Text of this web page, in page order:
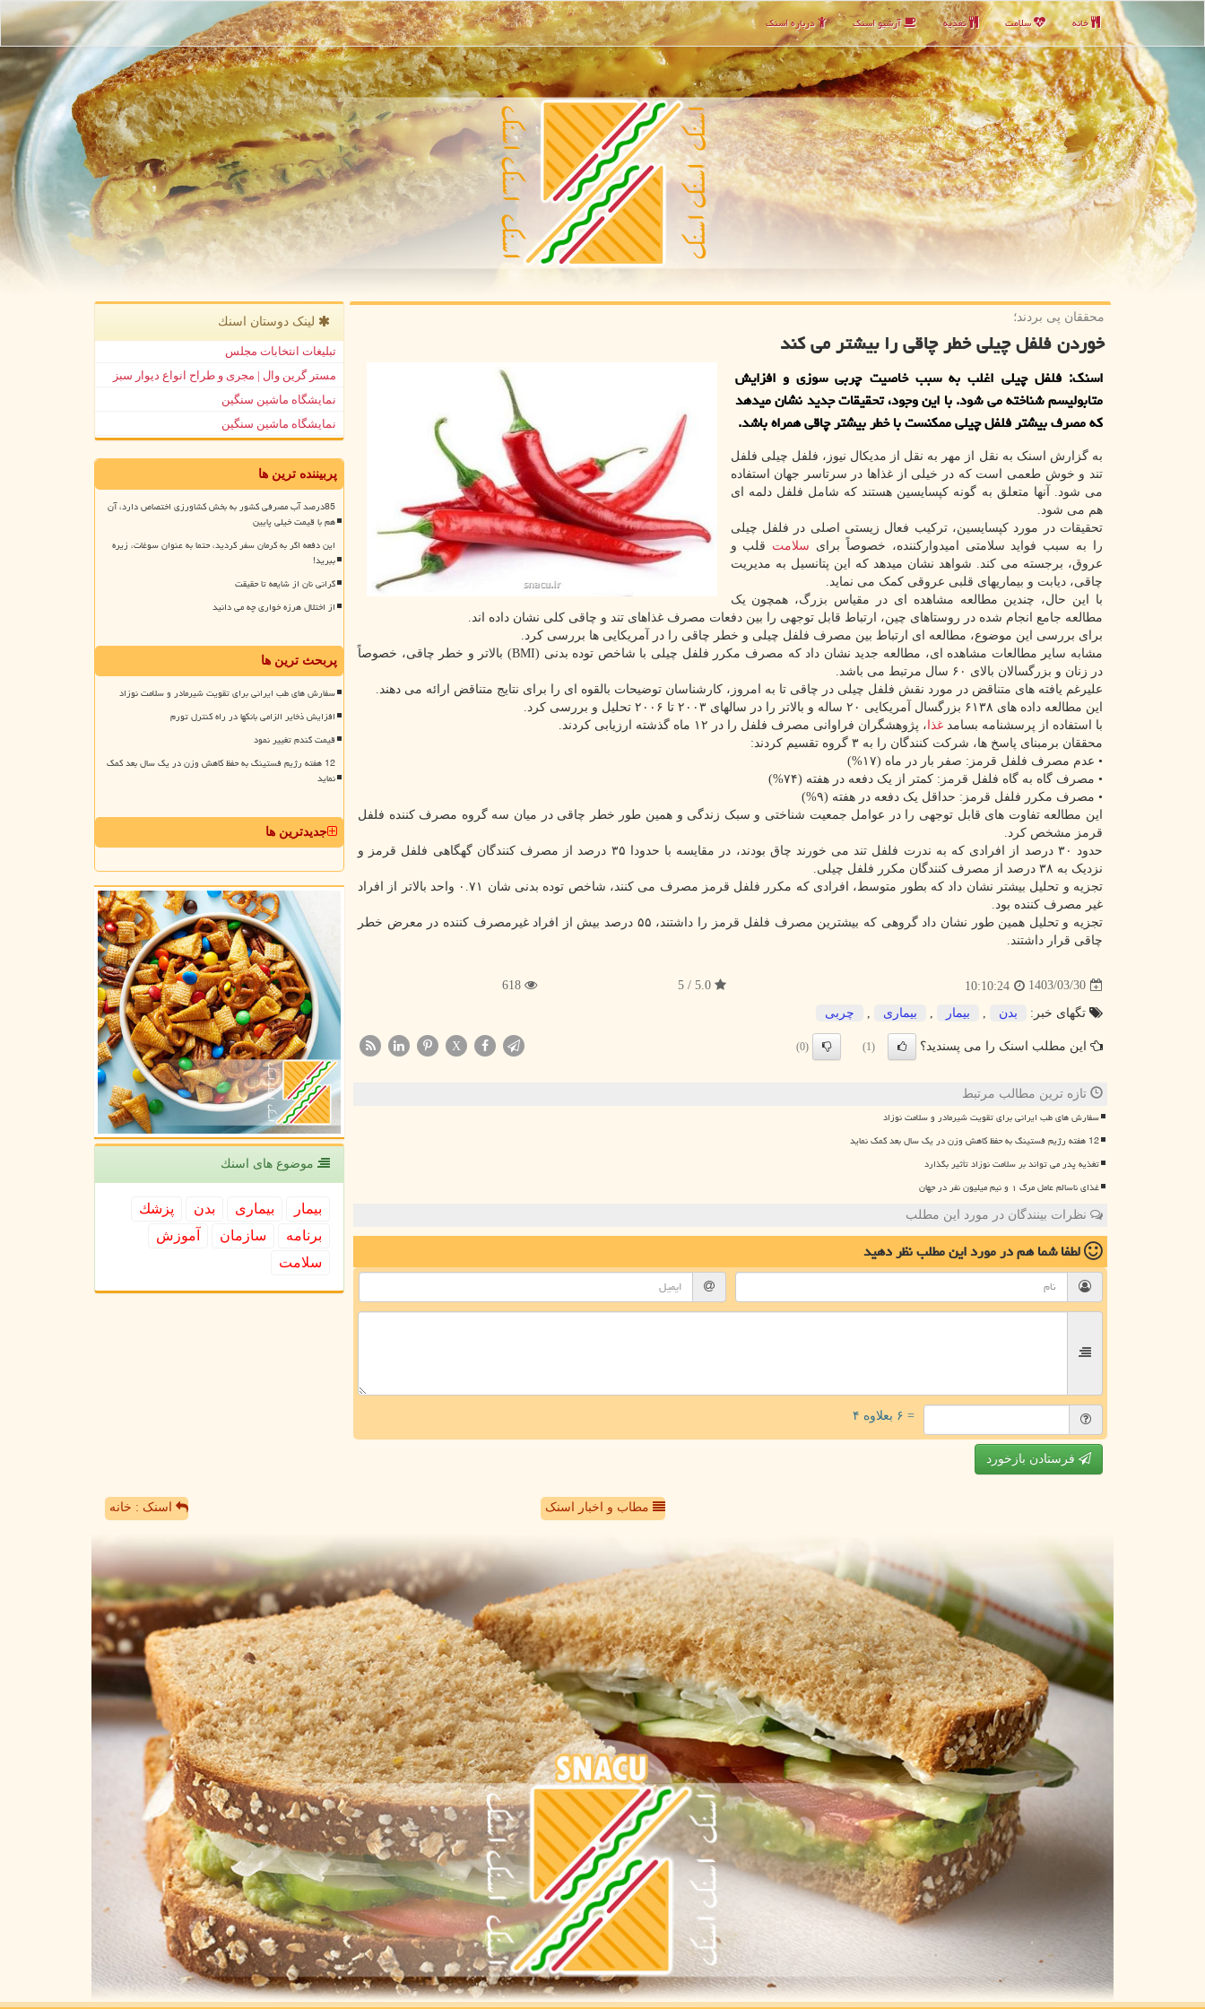
خانه سلامت تغذیه آرشیو اسنك درباره اسنك
محققان پی بردند؛
خوردن فلفل چیلی خطر چاقی را بیشتر می کند
اسنک: فلفل چیلی اغلب به سبب خاصیت چربی سوزی و افزایش
متابولیسم شناخته می شود. با این وجود، تحقیقات جدید نشان میدهد
که مصرف بیشتر فلفل چیلی ممکنست با خطر بیشتر چاقی همراه باشد.
به گزارش اسنک به نقل از مهر به نقل از مدیکال نیوز، فلفل چیلی فلفل
تند و خوش طعمی است که در خیلی از غذاها در سرتاسر جهان استفاده
می شود. آنها متعلق به گونه کپسایسین هستند که شامل فلفل دلمه ای
هم می شود.
تحقیقات در مورد کپسایسین، ترکیب فعال زیستی اصلی در فلفل چیلی
را به سبب فواید سلامتی امیدوارکننده، خصوصاً برای سلامت قلب و
عروق، برجسته می کند. شواهد نشان میدهد که این پتانسیل به مدیریت
چاقی، دیابت و بیماریهای قلبی عروقی کمک می نماید.
با این حال، چندین مطالعه مشاهده ای در مقیاس بزرگ، همچون یک
مطالعه جامع انجام شده در روستاهای چین، ارتباط قابل توجهی را بین دفعات مصرف غذاهای تند و چاقی کلی نشان داده اند.
برای بررسی این موضوع، مطالعه ای ارتباط بین مصرف فلفل چیلی و خطر چاقی را در آمریکایی ها بررسی کرد.
مشابه سایر مطالعات مشاهده ای، مطالعه جدید نشان داد که مصرف مکرر فلفل چیلی با شاخص توده بدنی (BMI) بالاتر و خطر چاقی، خصوصاً
در زنان و بزرگسالان بالای ۶۰ سال مرتبط می باشد.
علیرغم یافته های متناقض در مورد نقش فلفل چیلی در چاقی تا به امروز، کارشناسان توضیحات بالقوه ای را برای نتایج متناقض ارائه می دهند.
این مطالعه داده های ۶۱۳۸ بزرگسال آمریکایی ۲۰ ساله و بالاتر را در سالهای ۲۰۰۳ تا ۲۰۰۶ تحلیل و بررسی کرد.
با استفاده از پرسشنامه بسامد غذا ، پژوهشگران فراوانی مصرف فلفل را در ۱۲ ماه گذشته ارزیابی کردند.
محققان برمبنای پاسخ ها، شرکت کنندگان را به ۳ گروه تقسیم کردند:
• عدم مصرف فلفل قرمز: صفر بار در ماه (۱۷%)
• مصرف گاه به گاه فلفل قرمز: کمتر از یک دفعه در هفته (۷۴%)
• مصرف مکرر فلفل قرمز: حداقل یک دفعه در هفته (۹%)
این مطالعه تفاوت های قابل توجهی را در عوامل جمعیت شناختی و سبک زندگی و همین طور خطر چاقی در میان سه گروه مصرف کننده فلفل
قرمز مشخص کرد.
حدود ۳۰ درصد از افرادی که به ندرت فلفل تند می خورند چاق بودند، در مقایسه با حدودا ۳۵ درصد از مصرف کنندگان گهگاهی فلفل قرمز و
نزدیک به ۳۸ درصد از مصرف کنندگان مکرر فلفل چیلی.
تجزیه و تحلیل بیشتر نشان داد که بطور متوسط، افرادی که مکرر فلفل قرمز مصرف می کنند، شاخص توده بدنی شان ۰.۷۱ واحد بالاتر از افراد
غیر مصرف کننده بود.
تجزیه و تحلیل همین طور نشان داد گروهی که بیشترین مصرف فلفل قرمز را داشتند، ۵۵ درصد بیش از افراد غیرمصرف کننده در معرض خطر
چاقی قرار داشتند.
1403/03/30
10:10:24
5.0 / 5
618
تگهای خبر: بدن بیمار بیماری چربی
این مطلب اسنک را می پسندید؟ (1)
(0)
X
تازه ترین مطالب مرتبط
سفارش های طب ایرانی برای تقویت شیرمادر و سلامت نوزاد
12 هفته رژیم فستینگ به حفظ کاهش وزن در یک سال بعد کمک نماید
تغذیه پدر می تواند بر سلامت نوزاد تأثیر بگذارد
غذای ناسالم عامل مرگ ۱ و نیم میلیون نفر در جهان
نظرات بینندگان در مورد این مطلب
لطفا شما همدر مورد این مطلبنظر دهید
= ۶ بعلاوه ۴
فرستادن بازخورد
لینک دوستان اسنك
تبلیغات انتخابات مجلس
مستر گرین وال | مجری و طراح انواع دیوار سبز
نمایشگاه ماشین سنگین
نمایشگاه ماشین سنگین
پربیننده ترین ها
85درصد آب مصرفی کشور به بخش کشاورزی اختصاص دارد، آن
هم با قیمت خیلی پایین
این دفعه اگر به کرمان سفر کردید، حتما به عنوان سوغات، زیره
ببرید!
گرانی نان از شایعه تا حقیقت
از اختلال هرزه خواری چه می دانید
پربحث ترین ها
سفارش های طب ایرانی برای تقویت شیرمادر و سلامت نوزاد
افزایش ذخایر الزامی بانکها در راه کنترل تورم
قیمت گندم تغییر نمود
12 هفته رژیم فستینگ به حفظ کاهش وزن در یک سال بعد کمک
نماید
جدیدترین ها
موضوع های اسنك
بیمار بیماری بدن
پزشك
برنامه
سازمان
آموزش
سلامت
مطاب و اخبار اسنک اسنک : خانه